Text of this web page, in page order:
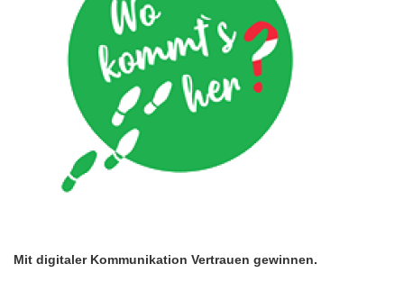
Mit digitaler Kommunikation Vertrauen gewinnen.